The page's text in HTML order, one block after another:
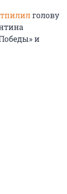
голову
и